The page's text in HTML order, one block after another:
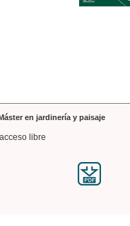
en jardinería y paisaje
libre